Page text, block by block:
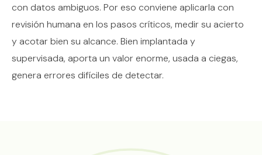
con datos ambiguos. Por eso conviene aplicarla con
revisión humana en los pasos críticos, medir su acierto
y acotar bien su alcance. Bien implantada y
supervisada, aporta un valor enorme, usada a ciegas,
genera errores difíciles de detectar.